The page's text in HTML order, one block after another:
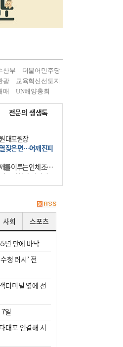
산부
더불어민주당
광
교육혁신선도지
매 UN해양총회
전문의 생생톡
대표원장
잦은 편…어깨 진피
를 이루는 인체 조직
을 말한다. 여기에
근개 증후군, 어깨
사회 스포츠
년 만에 바닥
청 러시’ 전
터미널 옆에 선
일
대포 연결해 서